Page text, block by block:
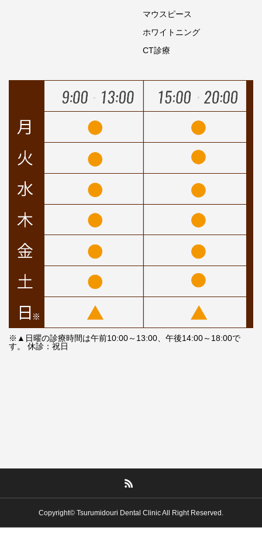
マウスピース
ホワイトニング
CT診療
※▲日曜の診療時間は午前10:00～13:00、午後14:00～18:00で
す。 休診：祝日
Copyright© Tsurumidouri Dental Clinic All Right Reserved.